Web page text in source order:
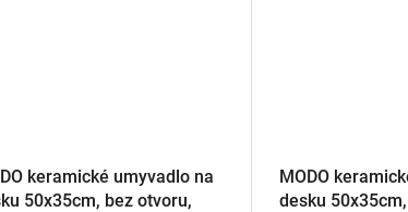
keramické umyvadlo na
50x35cm, bez otvoru,
MODO
desku